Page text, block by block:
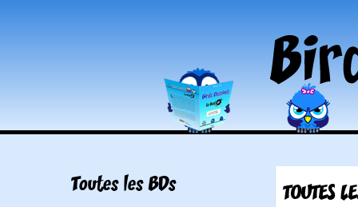
Toutes les BDs
TOUTES